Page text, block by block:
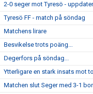
2-0 seger mot Tyresö -
Tyresö FF - match på söndag
Matchens lirare
Besvikelse trots poäng...
Degerfors på söndag...
Ytterligare en stark insats mot
Matchen slut Seger med 3-1